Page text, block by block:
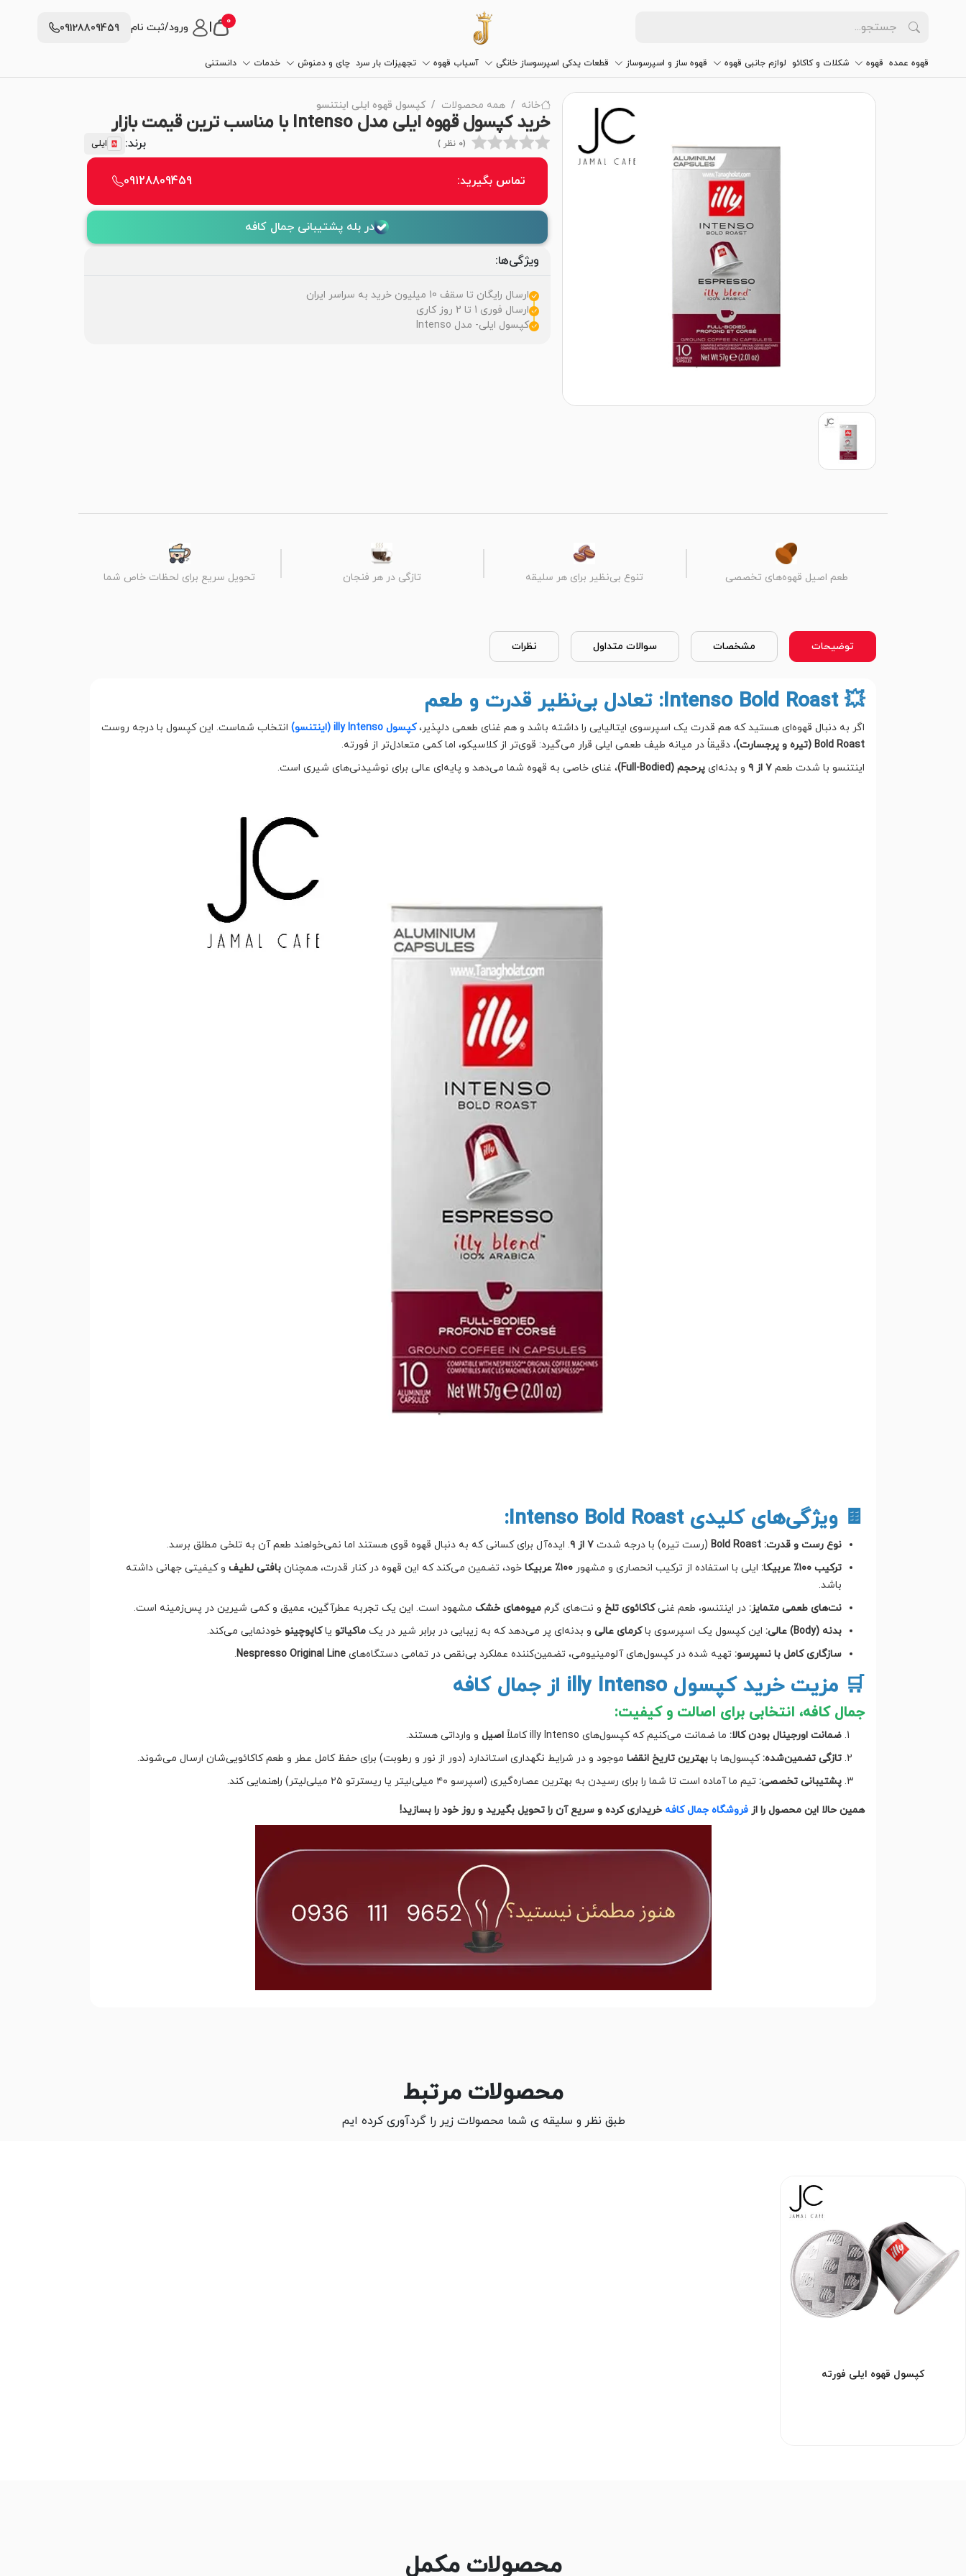
0 ورود/ثبت نام 09128809459
قهوه عمده قهوه شکلات و کاکائو لوازم جانبی قهوه قهوه ساز و اسپرسوساز قطعات یدکی اسپرسوساز خانگی آسیاب قهوه تجهیزات بار سرد چای و دمنوش خدمات دانستنی
خانه همه محصولات کپسول قهوه ایلی اینتنسو
خرید کپسول قهوه ایلی مدل Intenso با مناسب ترین قیمت بازار
(0 نظر ) برند: ایلی
تماس بگیرید: 09128809459
در بله پشتیبانی جمال کافه
ویژگی‌ها:
ارسال رایگان تا سقف 10 میلیون خرید به سراسر ایران
ارسال فوری 1 تا 2 روز کاری
کپسول ایلی- مدل Intenso
طعم اصیل قهوه‌های تخصصی تنوع بی‌نظیر برای هر سلیقه تازگی در هر فنجان تحویل سریع برای لحظات خاص شما
توضیحات مشخصات سوالات متداول نظرات
💥 Intenso Bold Roast: تعادل بی‌نظیر قدرت و طعم
اگر به دنبال قهوه‌ای هستید که هم قدرت یک اسپرسوی ایتالیایی را داشته باشد و هم غنای طعمی دلپذیر، کپسول illy Intenso (اینتنسو)
انتخاب شماست. این کپسول با درجه روست
Bold Roast (تیره و پرجسارت)
، دقیقاً در میانه طیف طعمی ایلی قرار می‌گیرد: قوی‌تر از کلاسیکو، اما کمی متعادل‌تر از فورته.
اینتنسو با شدت طعم ۷ از ۹ و بدنه‌ای پرحجم (Full-Bodied) ، غنای خاصی به قهوه شما می‌دهد و پایه‌ای عالی برای نوشیدنی‌های شیری است.
🍫 ویژگی‌های کلیدی Intenso Bold Roast:
نوع رست و قدرت: Bold Roast(رست تیره) با درجه شدت ۷ از ۹
. ایده‌آل برای کسانی که به دنبال قهوه قوی هستند اما نمی‌خواهند طعم آن به تلخی مطلق برسد.
ترکیب ۱۰۰٪ عربیکا:
ایلی با استفاده از ترکیب انحصاری و مشهور ۱۰۰٪ عربیکا خود، تضمین می‌کند که این قهوه در کنار قدرت، همچنان بافتی لطیفو کیفیتی جهانی داشته
باشد.
نت‌های طعمی متمایز: در اینتنسو، طعم غنیکاکائوی تلخ و نت‌های گرم میوه‌های خشکمشهود است. این یک تجربه عطرآگین، عمیق و کمی شیرین در پس‌زمینه است.
بدنه (Body) عالی:
این کپسول یک اسپرسوی باکرمای عالیو بدنه‌ای پر می‌دهد که به زیبایی در برابر شیر در یک ماکیاتویاکاپوچینوخودنمایی می‌کند.
سازگاری کامل با نسپرسو: تهیه شده در کپسول‌های آلومینیومی، تضمین‌کننده عملکرد بی‌نقص در تمامی دستگاه‌های Nespresso Original Line
.
🛒 مزیت خرید کپسول illy Intenso از جمال کافه
جمال کافه، انتخابی برای اصالت و کیفیت:
ضمانت اورجینال بودن کالا: ما ضمانت می‌کنیم که کپسول‌های illy Intenso کاملاً اصیلو وارداتی هستند.
تازگی تضمین‌شده: کپسول‌ها با بهترین تاریخ انقضاموجود و در شرایط نگهداری استاندارد (دور از نور و رطوبت) برای حفظ کامل عطر و طعم کاکائویی‌شان ارسال می‌شوند.
پشتیبانی تخصصی: تیم ما آماده است تا شما را برای رسیدن به بهترین عصاره‌گیری (اسپرسو ۴۰ میلی‌لیتر یا ریسترتو ۲۵ میلی‌لیتر) راهنمایی کند.
همین حالا این محصول را از فروشگاه جمال کافه خریداری کرده و سریع آن را تحویل بگیرید و روز خود را بسازید!
محصولات مرتبط
طبق نظر و سلیقه ی شما محصولات زیر را گردآوری کرده ایم
کپسول قهوه ایلی فورته
محصولات مکمل